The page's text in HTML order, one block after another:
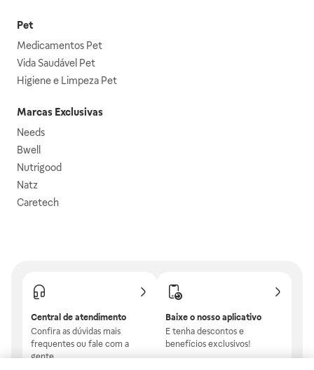
Pet
Medicamentos Pet
Vida Saudável Pet
Higiene e Limpeza Pet
Marcas Exclusivas
Needs
Bwell
Nutrigood
Natz
Caretech
Central de atendimento
Confira as dúvidas mais
frequentes ou fale com a
gente.
Baixe o nosso aplicativo
E tenha descontos e
benefícios exclusivos!